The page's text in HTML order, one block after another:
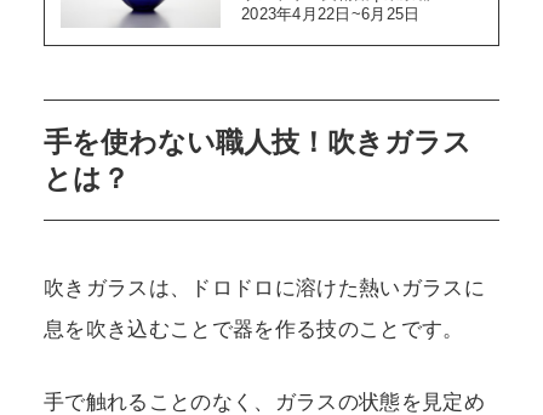
2023年4月22日~6月25日
手を使わない職人技！吹きガラス
とは？
吹きガラスは、ドロドロに溶けた熱いガラスに
息を吹き込むことで器を作る技のことです。
手で触れることのなく、ガラスの状態を見定め